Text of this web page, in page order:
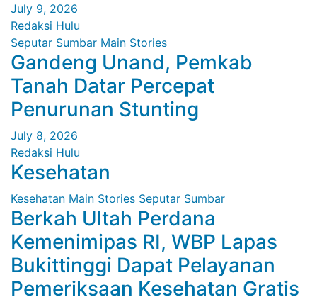
July 9, 2026
Redaksi Hulu
Seputar Sumbar Main Stories
Gandeng Unand, Pemkab
Tanah Datar Percepat
Penurunan Stunting
July 8, 2026
Redaksi Hulu
Kesehatan
Kesehatan Main Stories Seputar Sumbar
Berkah Ultah Perdana
Kemenimipas RI, WBP Lapas
Bukittinggi Dapat Pelayanan
Pemeriksaan Kesehatan Gratis